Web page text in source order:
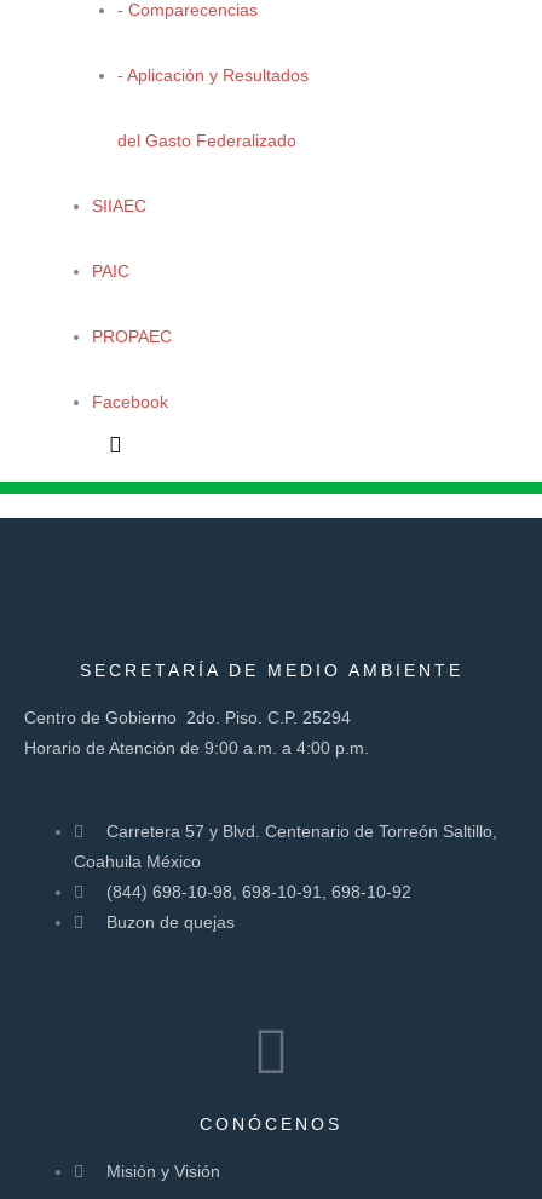
- Comparecencias
- Aplicación y Resultados
del Gasto Federalizado
SIIAEC
PAIC
PROPAEC
Facebook
SECRETARÍA DE MEDIO AMBIENTE
Centro de Gobierno 2do. Piso. C.P. 25294
Horario de Atención de 9:00 a.m. a 4:00 p.m.
Carretera 57 y Blvd. Centenario de Torreón Saltillo,
Coahuila México
(844) 698-10-98, 698-10-91, 698-10-92
Buzon de quejas
CONÓCENOS
Misión y Visión